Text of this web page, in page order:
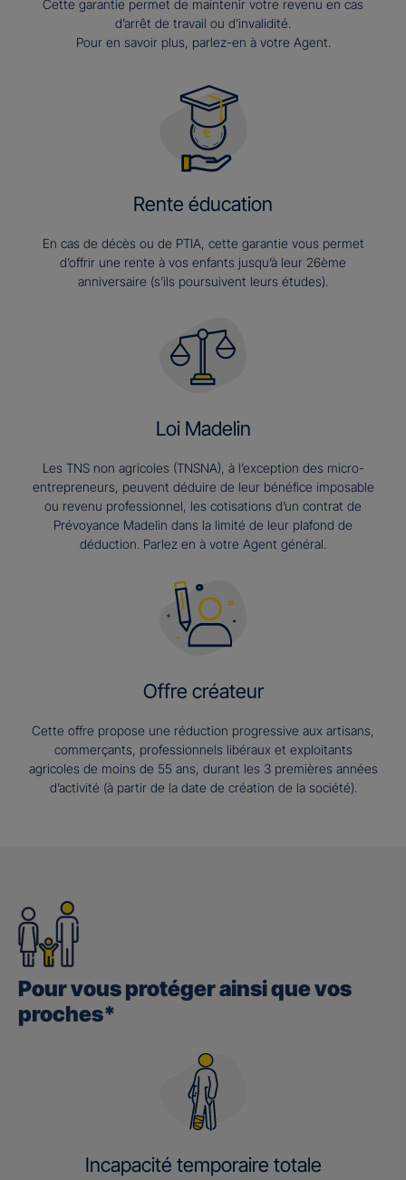
Cette garantie permet de maintenir votre revenu en cas
d’arrêt de travail ou d’invalidité.
Pour en savoir plus, parlez-en à votre Agent.
Rente éducation
En cas de décès ou de PTIA, cette garantie vous permet
d’offrir une rente à vos enfants jusqu’à leur 26ème
anniversaire (s’ils poursuivent leurs études).​
Loi Madelin
Les TNS non agricoles (TNSNA), à l’exception des micro-
entrepreneurs, peuvent déduire de leur bénéfice imposable
ou revenu professionnel, les cotisations d’un contrat de
Prévoyance Madelin dans la limité de leur plafond de
déduction. Parlez en à votre Agent général.
Offre créateur
Cette offre propose une réduction progressive aux artisans,
commerçants, professionnels libéraux et exploitants
agricoles de moins de 55 ans, durant les 3 premières années
d’activité (à partir de la date de création de la société).
Pour vous protéger ainsi que vos
proches*
Incapacité temporaire totale